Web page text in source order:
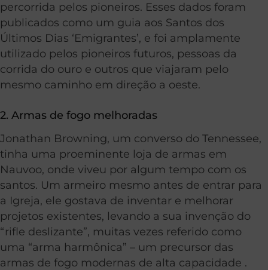
percorrida pelos pioneiros. Esses dados foram
publicados como um guia aos Santos dos
Últimos Dias ‘Emigrantes’, e foi amplamente
utilizado pelos pioneiros futuros, pessoas da
corrida do ouro e outros que viajaram pelo
mesmo caminho em direção a oeste.
2. Armas de fogo melhoradas
Jonathan Browning, um converso do Tennessee,
tinha uma proeminente loja de armas em
Nauvoo, onde viveu por algum tempo com os
santos. Um armeiro mesmo antes de entrar para
a Igreja, ele gostava de inventar e melhorar
projetos existentes, levando a sua invenção do
“rifle deslizante”, muitas vezes referido como
uma “arma harmônica” – um precursor das
armas de fogo modernas de alta capacidade .